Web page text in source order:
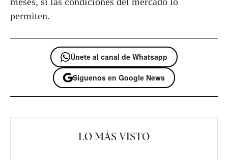
permiten.
Únete al canal de Whatsapp
Síguenos en Google News
LO MÁS VISTO